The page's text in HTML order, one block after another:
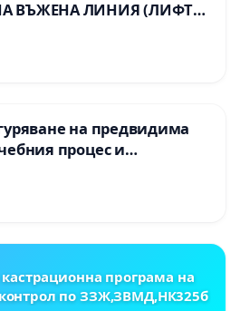
ВЪЖЕНА ЛИНИЯ (ЛИФТ)
ПРИРОДНА
„ХЪЛМ НА
(БУНАРДЖИК)
на предвидима
процес и
на равнопоставено
на учениците от
I“ и Хуманитарна
програма на
по ЗЗЖ,ЗВМД,НК325б